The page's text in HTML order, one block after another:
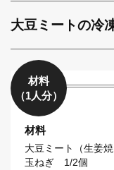
大豆ミートの冷
材料
（1人分）
材料
大豆ミート（生姜
玉ねぎ 1/2個